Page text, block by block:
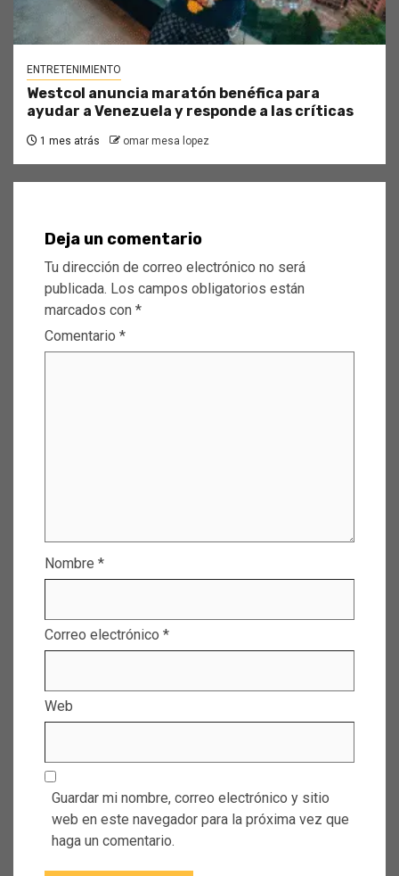
ENTRETENIMIENTO
Westcol anuncia maratón benéfica para
ayudar a Venezuela y responde a las críticas
1 mes atrás omar mesa lopez
Deja un comentario
Tu dirección de correo electrónico no será
publicada. Los campos obligatorios están
marcados con *
Comentario *
Nombre *
Correo electrónico *
Web
Guardar mi nombre, correo electrónico y sitio
web en este navegador para la próxima vez que
haga un comentario.